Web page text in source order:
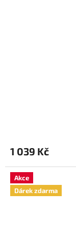
1 039 Kč
Akce
Dárek zdarma